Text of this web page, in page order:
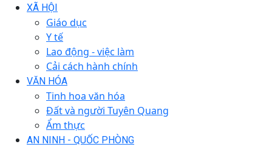
XÃ HỘI
Giáo dục
Y tế
Lao động - việc làm
Cải cách hành chính
VĂN HÓA
Tinh hoa văn hóa
Đất và người Tuyên Quang
Ẩm thực
AN NINH - QUỐC PHÒNG